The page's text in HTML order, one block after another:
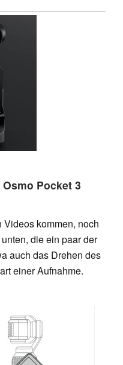
Pocket 3
kommen, noch
die ein paar der
auch das Drehen des
einer Aufnahme.